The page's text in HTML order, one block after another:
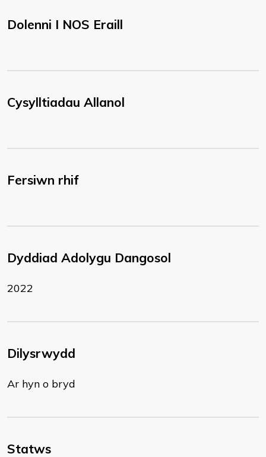
Dolenni I NOS Eraill
Cysylltiadau Allanol
Fersiwn rhif
Dyddiad Adolygu Dangosol
2022
Dilysrwydd
Ar hyn o bryd
Statws